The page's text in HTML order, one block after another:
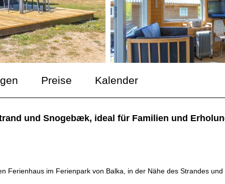
Preise Kalender
und Snogebæk, ideal für Familien und
Ferienhaus im Ferienpark von Balka, in der Nähe des Strandes und